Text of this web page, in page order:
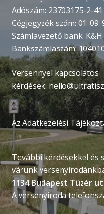
Adószám: 23703175-2-41
Cégjegyzék szám: 01-09-
Számlavezető bank:
Bankszámlaszám:
Versennyel kapcsolatos
kérdések:
Az Adatkezelési
További kérdésekkel és
várunk
1134 Budapest Tüzér
A versenyiroda